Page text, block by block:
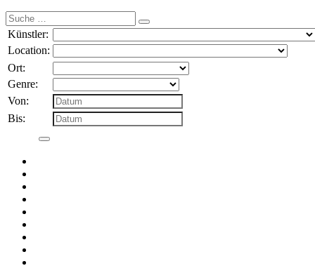
Suche
nach:
Künstler:
Location:
Ort:
Genre:
Von:
Bis: